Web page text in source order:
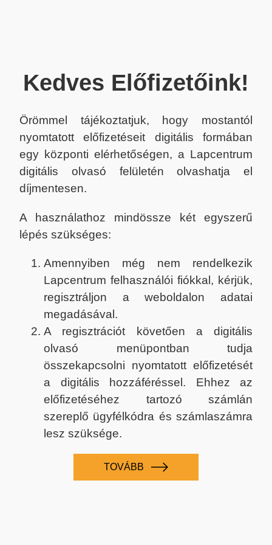
Kedves Előfizetőink!
Örömmel tájékoztatjuk, hogy mostantól
nyomtatott előfizetéseit digitális formában
egy központi elérhetőségen, a Lapcentrum
digitális olvasó felületén olvashatja el
díjmentesen.
A használathoz mindössze két egyszerű
lépés szükséges:
Amennyiben még nem rendelkezik
Lapcentrum felhasználói fiókkal, kérjük,
regisztráljon a weboldalon adatai
megadásával.
A regisztrációt követően a digitális
olvasó menüpontban tudja
összekapcsolni nyomtatott előfizetését
a digitális hozzáféréssel. Ehhez az
előfizetéséhez tartozó számlán
szereplő ügyfélkódra és számlaszámra
lesz szüksége.
TOVÁBB